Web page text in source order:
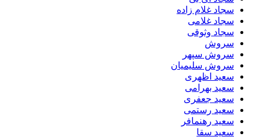
سجاد غلام زاده
سجاد غلامی
سجاد وثوقى
سروش
سروش سپهر
سروش سلیمیان
سعید اظهری
سعید بهرامی
سعید جعفری
سعید رستمی
سعید رهنمافر
سعید سقا